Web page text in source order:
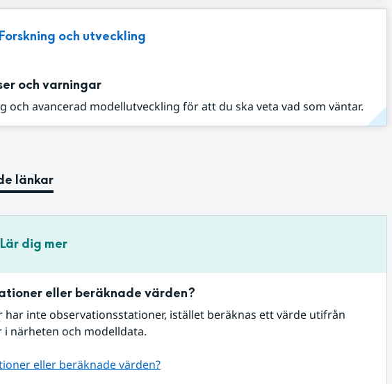
Forskning och utveckling
och varningar
och avancerad modellutveckling för att du ska veta vad som väntar.
länkar
Lär dig mer
eller beräknade värden?
har inte observationsstationer, istället beräknas ett värde utifrån
i närheten och modelldata.
eller beräknade värden?